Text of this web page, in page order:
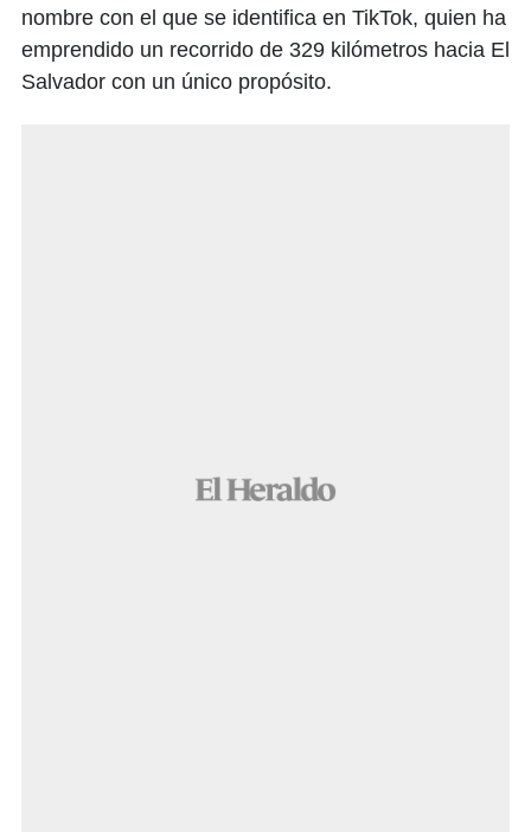
nombre con el que se identifica en TikTok, quien ha
emprendido un recorrido de 329 kilómetros hacia El
Salvador con un único propósito.